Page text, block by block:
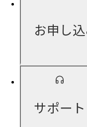
お申し
サポート